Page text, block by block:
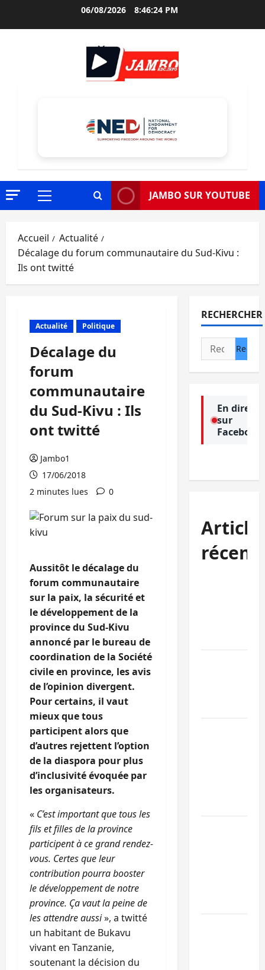
06/08/2026 8:46:26 PM
Menu
JAMBO SUR YOUTUBE
Accueil
Actualité
Décalage du forum communautaire du Sud-Kivu :
Ils ont twitté
Actualité Politique
Décalage du
forum
communautaire
du Sud-Kivu : Ils
ont twitté
Jambo1
17/06/2018
2 minutes lues
0
Aussitôt le décalage du
forum communautaire
sur la paix, la sécurité et
le développement de la
province du Sud-Kivu
annoncé par le bureau de
coordination de la Société
civile en province, les avis
de l’opinion divergent.
Pour certains, il vaut
mieux que tous
participent alors que
d’autres rejettent l’option
de la diaspora pour plus
d’inclusivité évoquée par
les organisateurs.
« C’est important que tous les
fils et filles de la province
participent à ce grand rendez-
vous. Certes que leur
contribution pourra booster
le développement de notre
province. Ça vaut la peine de
les attendre aussi», a twitté
un habitant de Bukavu
vivant en Tanzanie,
soutenant la décision du
RECHERCHER
Rechercher :
En direct
sur
Facebook